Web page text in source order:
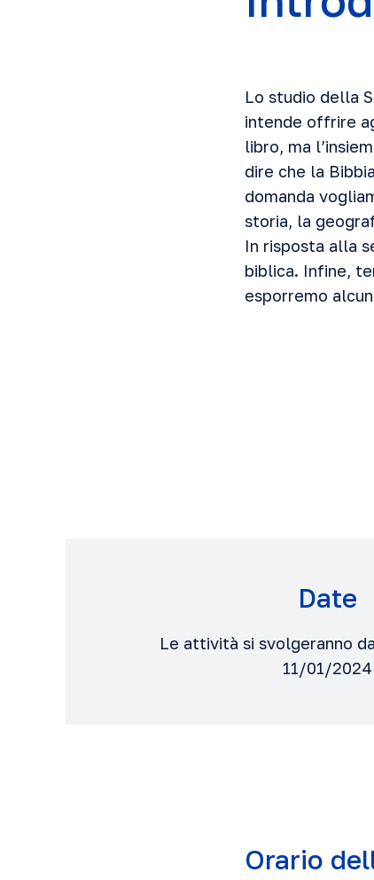
Lo studio della
intende offrire
libro, ma
dire che la
domanda
storia, la
In risposta alla
biblica. Infine,
esporremo
Date
Le attività si svolgeranno
11/01/2024
Orario